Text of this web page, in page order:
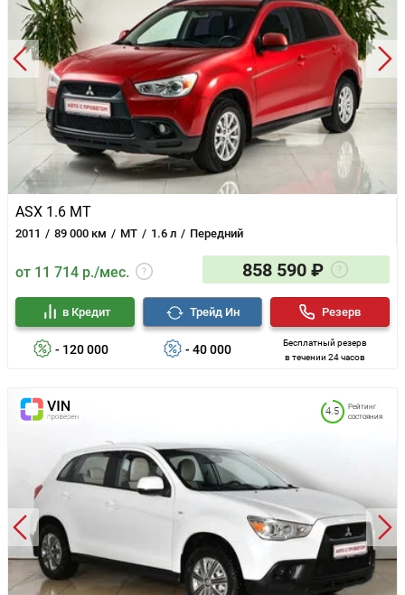
ASX 1.6 MT
2011 89 000 км MT 1.6 л Передний
от 11 714 р./мес. 858 590 ₽
- 120 000
в Кредит
- 40 000
Трейд Ин
Бесплатный резерв
в течении 24 часов
Резерв
Рейтинг
состояния
4.5